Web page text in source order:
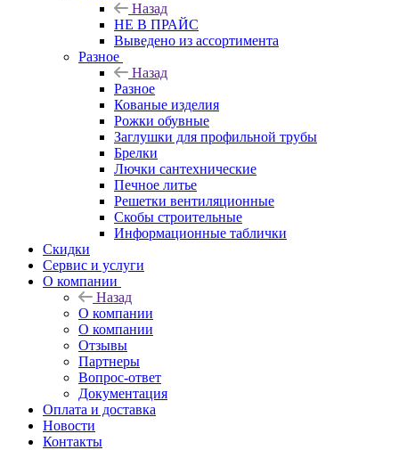
Назад
НЕ В ПРАЙС
Выведено из ассортимента
Разное
Назад
Разное
Кованые изделия
Рожки обувные
Заглушки для профильной трубы
Брелки
Лючки сантехнические
Печное литье
Решетки вентиляционные
Скобы строительные
Информационные таблички
Скидки
Сервис и услуги
О компании
Назад
О компании
О компании
Отзывы
Партнеры
Вопрос-ответ
Документация
Оплата и доставка
Новости
Контакты